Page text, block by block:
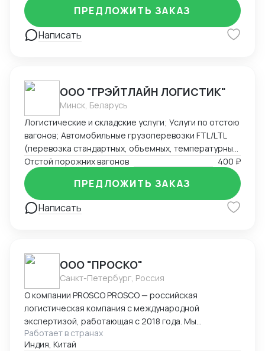
Америки. Знаком со всеми первичными документами
ВЭД.
Написать
ПРЕДЛОЖИТЬ ЗАКАЗ
ООО "ГРЭЙТЛАЙН ЛОГИСТИК"
Минск, Беларусь
Логистические и складские услуги; Услуги по отстою
вагонов; Автомобильные грузоперевозки FTL/LTL
(перевозка стандартных, объемных, температурных
и сборных грузов); Железнодорожные перевозки
FCL/LCL — комплексные услуги с гарантией качества
и соблюдением сроков.
Отстой порожних вагонов 400 ₽
Написать
ПРЕДЛОЖИТЬ ЗАКАЗ
ООО "ПРОСКО"
Санкт-Петербург, Россия
О компании PROSCO PROSCO — российская
логистическая компания с международной
экспертизой, работающая с 2018 года. Мы
предоставляем полный цикл логистических и
внешнеэкономических услуг: от международных
Работает в странах
Индия, Китай